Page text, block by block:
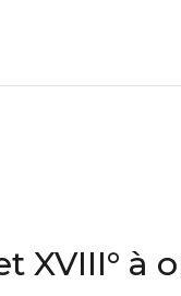
XVIII° à